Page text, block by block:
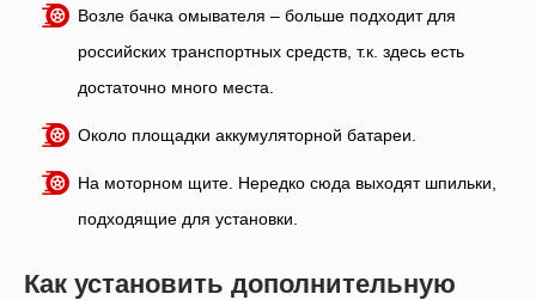
Возле бачка омывателя – больше подходит для
российских транспортных средств, т.к. здесь есть
достаточно много места.
Около площадки аккумуляторной батареи.
На моторном щите. Нередко сюда выходят шпильки,
подходящие для установки.
Как установить дополнительную